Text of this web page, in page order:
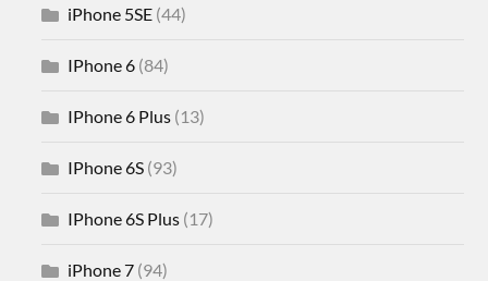
iPhone 5SE (44)
IPhone 6 (84)
IPhone 6 Plus (13)
IPhone 6S (93)
IPhone 6S Plus (17)
iPhone 7 (94)